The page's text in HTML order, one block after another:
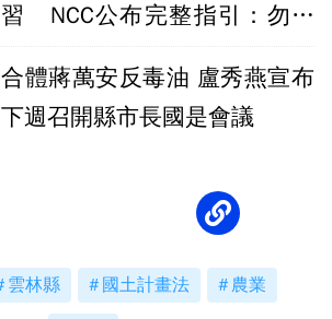
習 NCC公布完整指引：勿處
合體蔣萬安反毒油 盧秀燕宣布
下週召開縣市長國是會議
雲林縣 國土計畫法 農業